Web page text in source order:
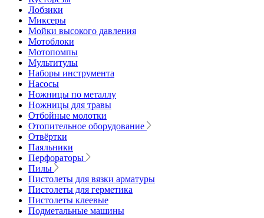
Лобзики
Миксеры
Мойки высокого давления
Мотоблоки
Мотопомпы
Мультитулы
Наборы инструмента
Насосы
Ножницы по металлу
Ножницы для травы
Отбойные молотки
Отопительное оборудование
Отвёртки
Паяльники
Перфораторы
Пилы
Пистолеты для вязки арматуры
Пистолеты для герметика
Пистолеты клеевые
Подметальные машины